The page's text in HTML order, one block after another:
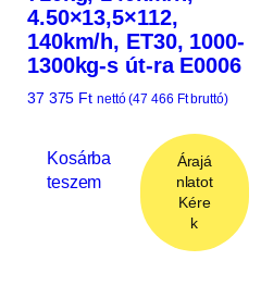
4.50×13,5×112,
140km/h, ET30, 1000-
1300kg-s út-ra E0006
37 375 Ft nettó (47 466 Ftbruttó)
Kosárba
teszem
Árajá
nlatot
Kére
k